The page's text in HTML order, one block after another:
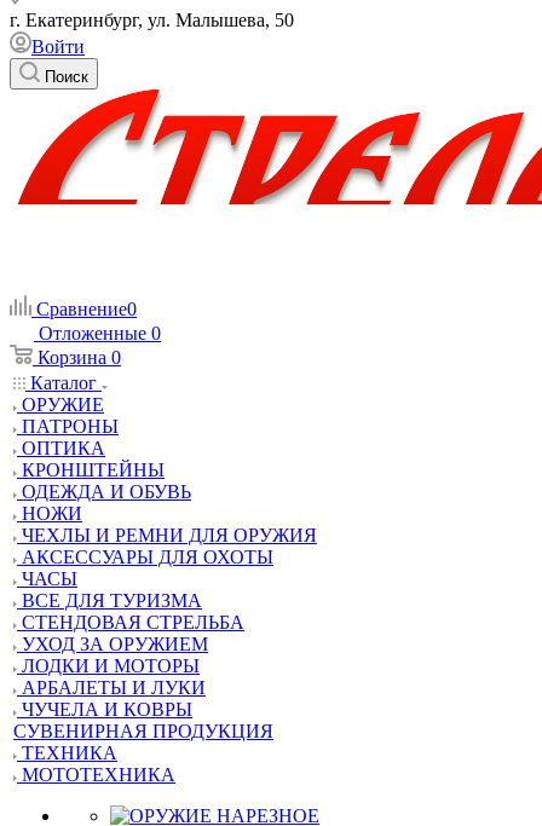
г. Екатеринбург, ул. Малышева, 50
Войти
Поиск
Сравнение0
Отложенные 0
Корзина 0
Каталог
ОРУЖИЕ
ПАТРОНЫ
ОПТИКА
КРОНШТЕЙНЫ
ОДЕЖДА И ОБУВЬ
НОЖИ
ЧЕХЛЫ И РЕМНИ ДЛЯ ОРУЖИЯ
АКСЕССУАРЫ ДЛЯ ОХОТЫ
ЧАСЫ
ВСЕ ДЛЯ ТУРИЗМА
СТЕНДОВАЯ СТРЕЛЬБА
УХОД ЗА ОРУЖИЕМ
ЛОДКИ И МОТОРЫ
АРБАЛЕТЫ И ЛУКИ
ЧУЧЕЛА И КОВРЫ
СУВЕНИРНАЯ ПРОДУКЦИЯ
ТЕХНИКА
МОТОТЕХНИКА